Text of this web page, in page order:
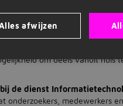
en 8,3%
voor fiscale uitruil van
aan ABP-
om deels vanuit huis
de dienst
onderzoekers, medewerkers
afwijzen